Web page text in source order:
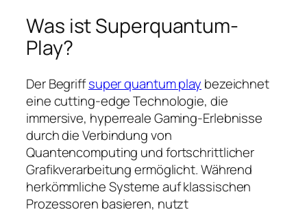
Was istSuperquantum-
Play?
Der Begriffsuper quantum play bezeichnet
eine cutting-edge Technologie, die
immersive, hyperreale Gaming-Erlebnisse
durch die Verbindung von
Quantencomputing und fortschrittlicher
Grafikverarbeitung ermöglicht. Während
herkömmliche Systeme auf klassischen
Prozessoren basieren, nutzt